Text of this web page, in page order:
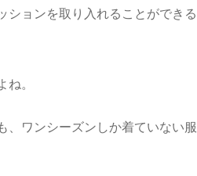
ションを取り入れることができる
。
、ワンシーズンしか着ていない服